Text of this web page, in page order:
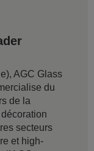
AGC Glass
du
de la
secteurs
et high-